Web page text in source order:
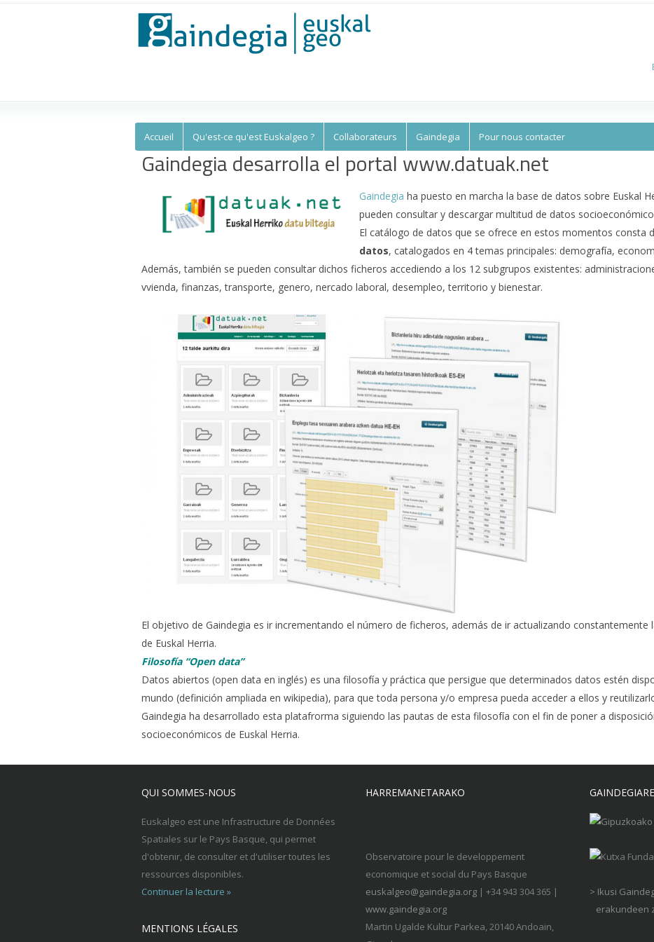
Euskalgeo
Accueil Qu'est-ce qu'est Euskalgeo ? Collaborateurs Gaindegia Pour nous contacter
Gaindegia desarrolla el portal www.datuak.net
Gaindegia ha puesto en marcha la base de datos sobre Euskal
pueden consultar y descargar multitud de datos
El catálogo de datos que se ofrece en estos momentos consta
datos, catalogados en 4 temas principales: demografía,
Además, también se pueden consultar dichos ficheros accediendo a los 12 subgrupos existentes:
vvienda, finanzas, transporte, genero, nercado laboral, desempleo, territorio y bienestar.
El objetivo de Gaindegia es ir incrementando el número de ficheros, además de ir actualizando
de Euskal Herria.
Filosofía “Open data”
Datos abiertos (open data en inglés) es una filosofía y práctica que persigue que determinados datos estén
mundo (definición ampliada en wikipedia), para que toda persona y/o empresa pueda acceder a ellos y
Gaindegia ha desarrollado esta platafrorma siguiendo las pautas de esta filosofía con el fin de poner a
socioeconómicos de Euskal Herria.
QUI SOMMES-NOUS
Euskalgeo est une Infrastructure de Données
Spatiales sur le Pays Basque, qui permet
d'obtenir, de consulter et d'utiliser toutes les
ressources disponibles.
Continuer la lecture »
MENTIONS LÉGALES
HARREMANETARAKO
Observatoire pour le developpement
economique et social du Pays Basque
euskalgeo@gaindegia.org | +34 943 304 365 |
www.gaindegia.org
Martin Ugalde Kultur Parkea, 20140 Andoain,
> Ikusi
erakundeen